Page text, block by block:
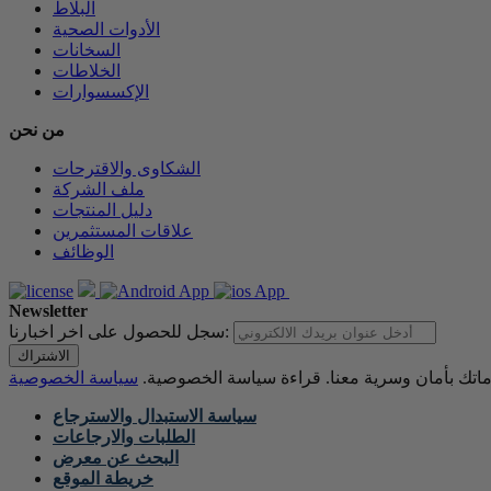
البلاط
الأدوات الصحية
السخانات
الخلاطات
الإكسسوارات
من نحن
الشكاوى والاقترحات
ملف الشركة
دليل المنتجات
علاقات المستثمرين
الوظائف
Newsletter
سجل للحصول على اخر اخبارنا:
الاشتراك
بأمان وسرية معنا. قراءة سياسة الخصوصية.
سياسة الاستبدال والاسترجاع
الطلبات والارجاعات
البحث عن معرض
خريطة الموقع